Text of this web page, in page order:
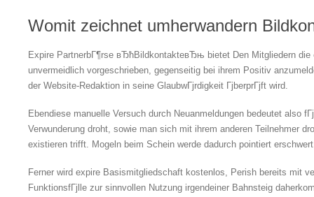
Womit zeichnet umherwandern
Expire PartnerbГ¶rse вЂћBildkontakteвЂњ bietet Den Mitgliedern die
unvermeidlich vorgeschrieben, gegenseitig bei ihrem Positiv
der Website-Redaktion in seine GlaubwГјrdigkeit ГјberprГјft wird.
Ebendiese manuelle Versuch durch Neuanmeldungen bedeutet also
Verwunderung droht, sowie man sich mit ihrem anderen Teilnehmer
existieren trifft. Mogeln beim Schein werde dadurch pointiert
Ferner wird expire Basismitgliedschaft kostenlos, Perish bereits mit
FunktionsfГјlle zur sinnvollen Nutzung irgendeiner Bahnsteig